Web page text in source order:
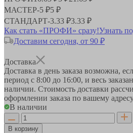
МАСТЕР-5 ₽5 ₽
СТАНДАРТ-3.33 ₽3.33 ₽
Как стать «ПРОФИ» сразу!Узнать
Доставим сегодня, от 90 ₽
Доставка
Доставка в день заказа возможна,
период с 8:00 до 16:00, и весь
наличии. Стоимость доставки
оформлении заказа по вашему
В наличии
В корзину